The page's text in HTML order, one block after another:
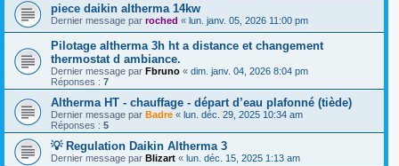
piece daikin altherma 14kw
Dernier message par roched « lun. janv. 05, 2026 11:00 pm
Pilotage altherma 3h ht a distance et changement
thermostat d ambiance.
Dernier message par Fbruno « dim. janv. 04, 2026 8:04 pm
Réponses : 7
Altherma HT - chauffage - départ d’eau plafonné (tiède)
Dernier message par Badre « lun. déc. 29, 2025 10:34 am
Réponses : 5
💡 Regulation Daikin Altherma 3
Dernier message par Blizart « lun. déc. 15, 2025 1:13 am